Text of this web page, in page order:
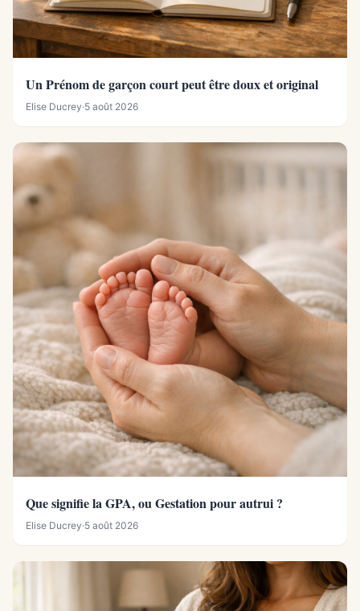
Un Prénom de garçon court peut être doux et original
Elise Ducrey·5 août 2026
Que signifie la GPA, ou Gestation pour autrui ?
Elise Ducrey·5 août 2026